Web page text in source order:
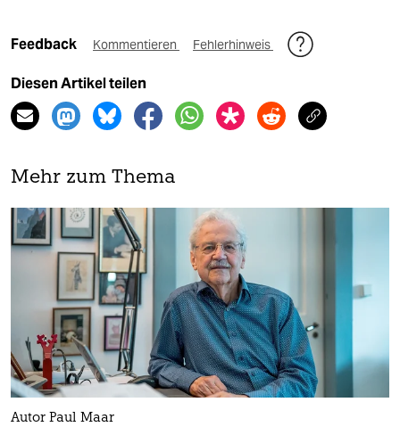
Feedback Kommentieren Fehlerhinweis
Diesen Artikel teilen
Mehr zum Thema
Autor Paul Maar